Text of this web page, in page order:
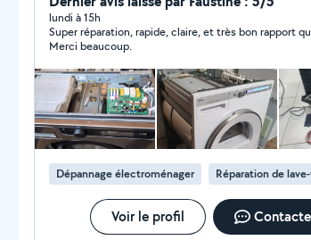
machines à laver, lave-vaisselle, plaques de
fours et autres appareils du quotidien. Fiable, ponctuel
et attentif, je m'efforce toujours de trouver
solution rapide et adaptée, avec des
claires sur la panne et la réparation. N'hésitez pas à me
contacter pour un dépannage ou un
ravi de vous aider.
lundi à 15h
Super réparation, rapide, claire, et très bon rapport
Merci beaucoup.
Dépannage électroménager Réparation de
Voir le profil